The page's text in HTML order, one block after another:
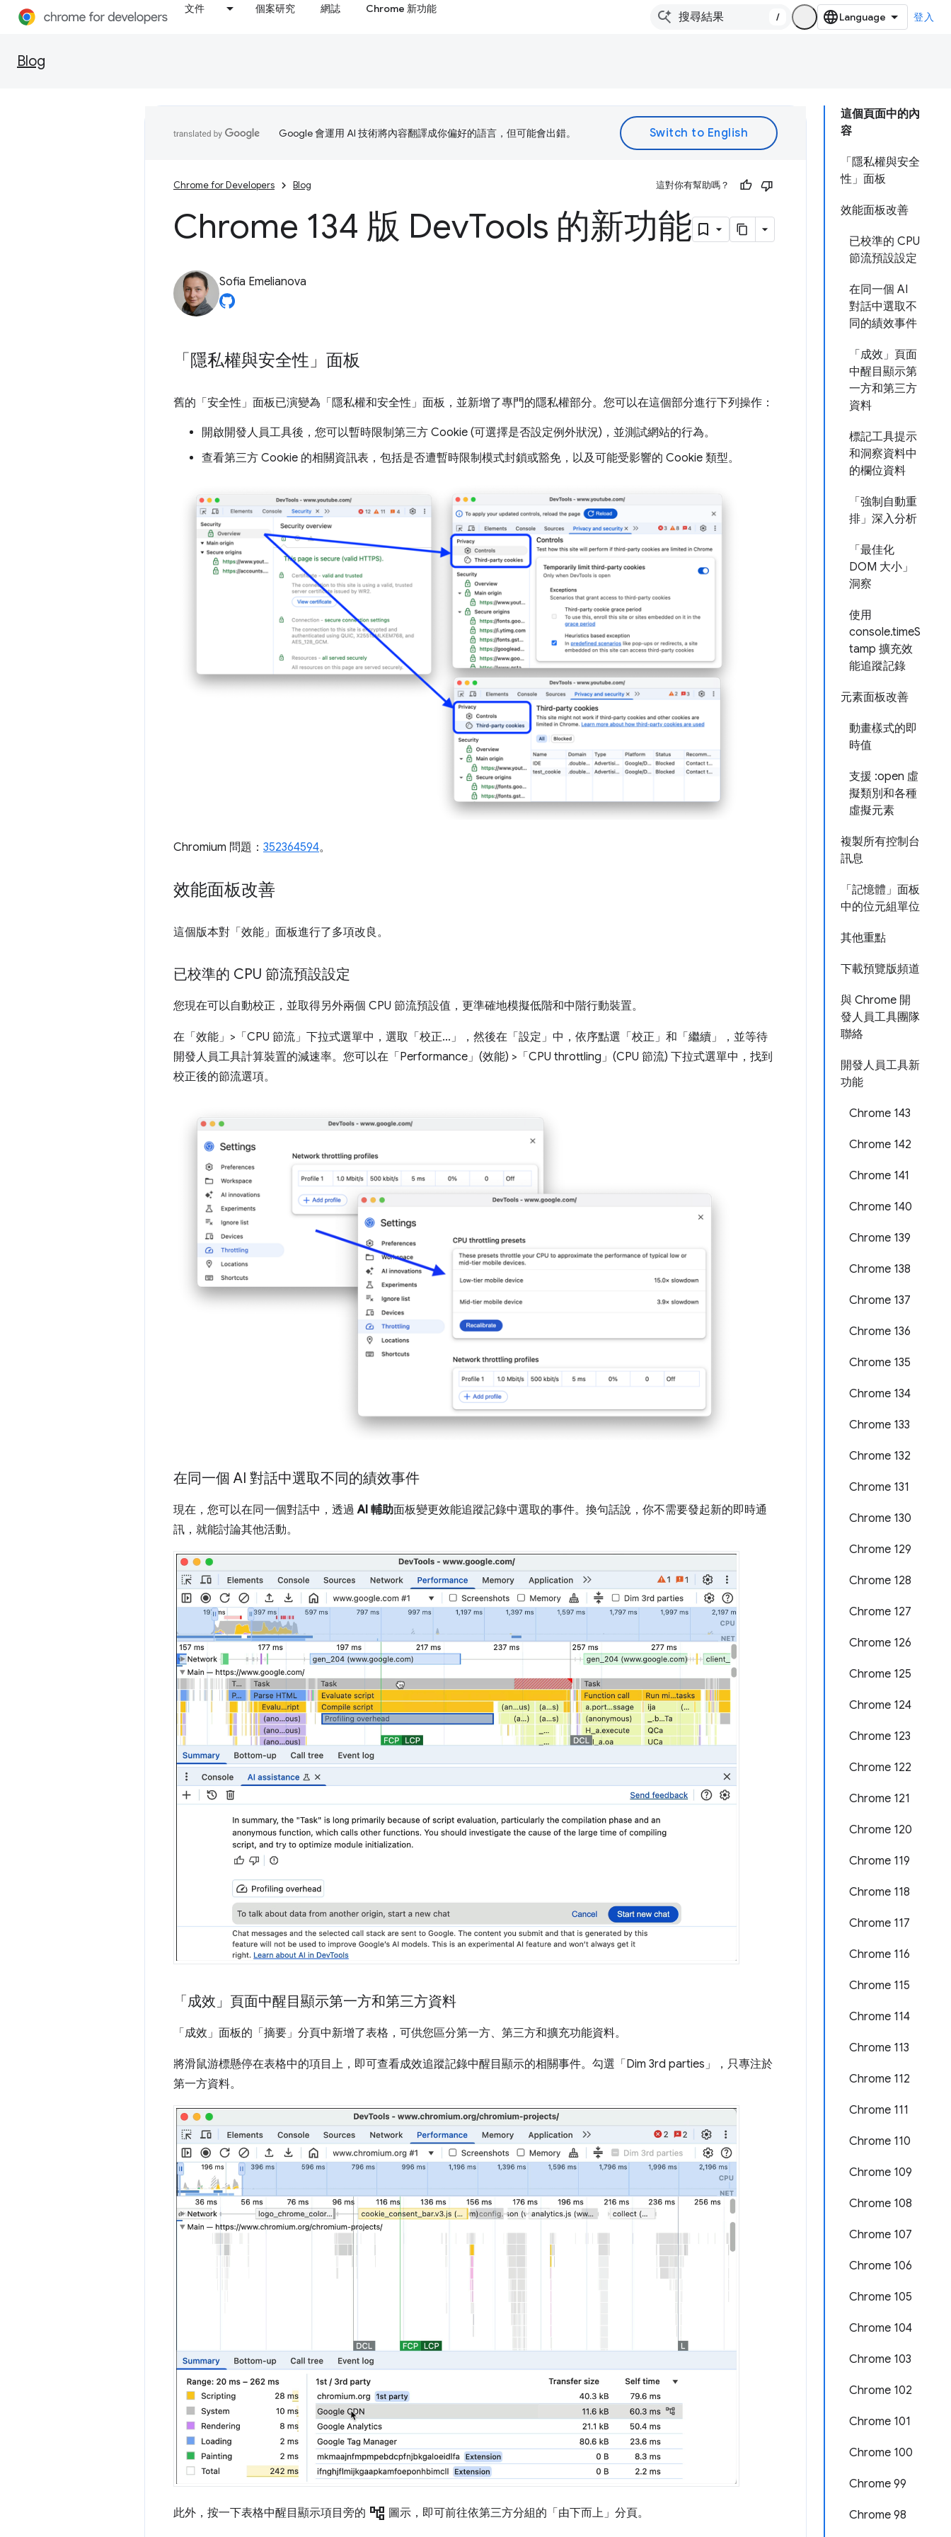
文件 個案研究 網誌 Chrome 新功能
/ 登入
Blog
這個頁面中的內
容
「隱私權與安全
性」面板
效能面板改善
已校準的 CPU
節流預設設定
在同一個 AI
對話中選取不
同的績效事件
「成效」頁面
中醒目顯示第
一方和第三方
資料
標記工具提示
和洞察資料中
的欄位資料
「強制自動重
排」深入分析
「最佳化
DOM 大小」
洞察
使用
console.timeS
tamp 擴充效
能追蹤記錄
元素面板改善
動畫樣式的即
時值
支援 :open 虛
擬類別和各種
虛擬元素
複製所有控制台
訊息
「記憶體」面板
中的位元組單位
其他重點
下載預覽版頻道
與 Chrome 開
發人員工具團隊
聯絡
開發人員工具新
功能
Chrome 143
Chrome 142
Chrome 141
Chrome 140
Chrome 139
Chrome 138
Chrome 137
Chrome 136
Chrome 135
Chrome 134
Chrome 133
Chrome 132
Chrome 131
Chrome 130
Chrome 129
Chrome 128
Chrome 127
Chrome 126
Chrome 125
Chrome 124
Chrome 123
Chrome 122
Chrome 121
Chrome 120
Chrome 119
Chrome 118
Chrome 117
Chrome 116
Chrome 115
Chrome 114
Chrome 113
Chrome 112
Chrome 111
Chrome 110
Chrome 109
Chrome 108
Chrome 107
Chrome 106
Chrome 105
Chrome 104
Chrome 103
Chrome 102
Chrome 101
Chrome 100
Chrome 99
Chrome 98
Google 會運用 AI 技術將內容翻譯成你偏好的語言，但可能會出錯。
Chrome for Developers Blog 這對你有幫助嗎？
Chrome 134 版 DevTools 的新功能
Sofia Emelianova
「隱私權與安全性」面板
舊的「安全性」 面板已演變為「隱私權和安全性」 面板，並新增了專門的隱私權部分。您可以在這個部分進行下列操作：
開啟開發人員工具後，您可以暫時限制第三方 Cookie (可選擇是否設定例外狀況)，並測試網站的行為。
查看第三方 Cookie 的相關資訊表，包括是否遭暫時限制模式封鎖或豁免，以及可能受影響的 Cookie 類型。
Chromium 問題： 352364594。
效能面板改善
這個版本對「效能」 面板進行了多項改良。
已校準的 CPU 節流預設設定
您現在可以自動校正，並取得另外兩個 CPU 節流預設值，更準確地模擬低階和中階行動裝置。
在「效能」>「CPU 節流」 下拉式選單中，選取「校正...」 ，然後在「設定」 中，依序點選「校正」 和「繼續」
，並等待
開發人員工具計算裝置的減速率。您可以在「Performance」(效能) >「CPU throttling」(CPU 節流) 下拉式選單中，找到
校正後的節流選項。
在同一個 AI 對話中選取不同的績效事件
現在，您可以在同一個對話中，透過AI 輔助面板變更效能追蹤記錄中選取的事件。換句話說，你不需要發起新的即時通
訊，就能討論其他活動。
「成效」頁面中醒目顯示第一方和第三方資料
「成效」 面板的「摘要」 分頁中新增了表格，可供您區分第一方、第三方和擴充功能資料。
將滑鼠游標懸停在表格中的項目上，即可查看成效追蹤記錄中醒目顯示的相關事件。勾選「Dim 3rd parties」
，只專注於
第一方資料。
此外，按一下表格中醒目顯示項目旁的 account_tree 圖示，即可前往依第三方分組的「由下而上」 分頁。